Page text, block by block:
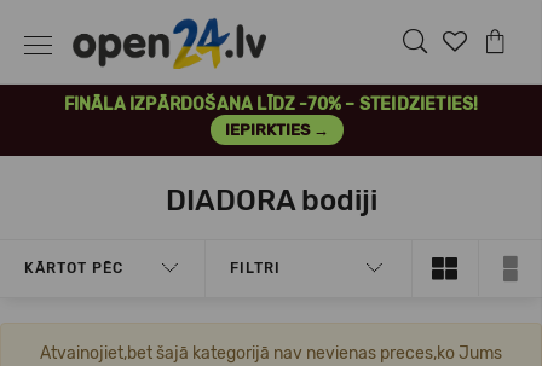
FINĀLA IZPĀRDOŠANA LĪDZ -70% – STEIDZIETIES!
IEPIRKTIES →
DIADORA bodiji
KĀRTOT PĒC FILTRI
Atvainojiet,bet šajā kategorijā nav nevienas preces,ko Jums